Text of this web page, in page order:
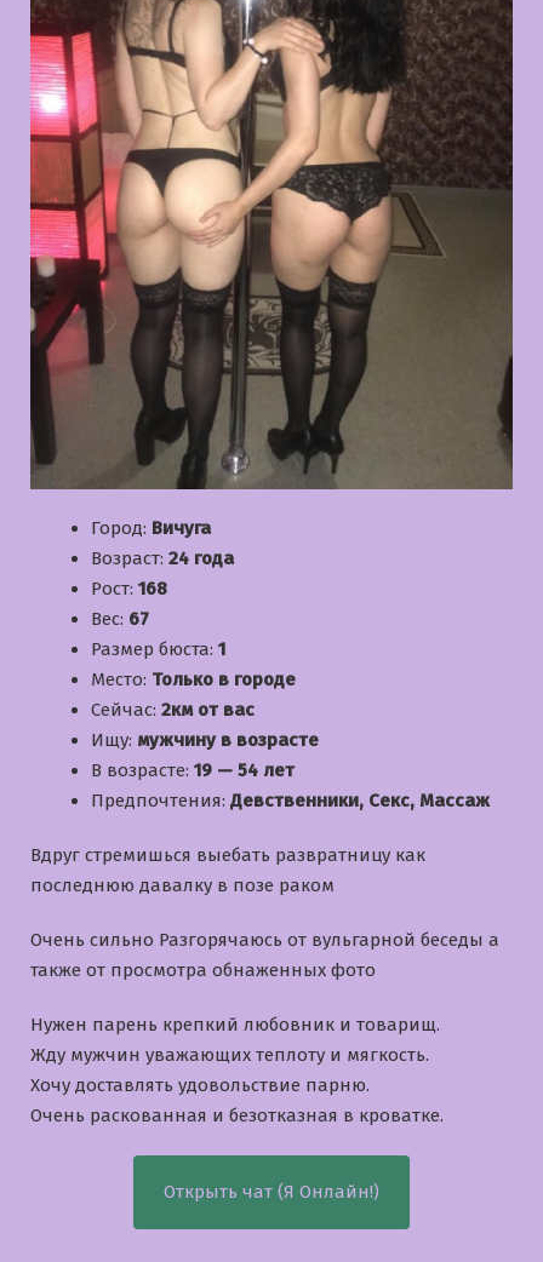
Город: Вичуга
Возраст: 24 года
Рост: 168
Вес: 67
Размер бюста: 1
Место: Только в городе
Сейчас: 2км от вас
Ищу: мужчину в возрасте
В возрасте: 19 — 54 лет
Предпочтения: Девственники, Секс, Массаж
Вдруг стремишься выебать развратницу как
последнюю давалку в позе раком
Очень сильно Разгорячаюсь от вульгарной беседы а
также от просмотра обнаженных фото
Нужен парень крепкий любовник и товарищ.
Жду мужчин уважающих теплоту и мягкость.
Хочу доставлять удовольствие парню.
Очень раскованная и безотказная в кроватке.
Открыть чат (Я Онлайн!)